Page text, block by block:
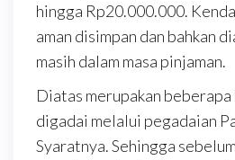
hingga Rp20.000.000.
aman disimpan dan bahkan
masih dalam masa pinjaman.
Diatas merupakan
digadai melalui pegadaian
Syaratnya. Sehingga